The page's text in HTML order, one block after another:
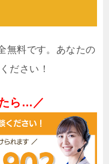
無料です。あなたの
ださい！
ら…／